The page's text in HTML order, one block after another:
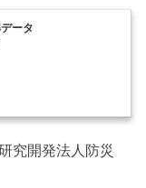
ータ
究開発法人防災